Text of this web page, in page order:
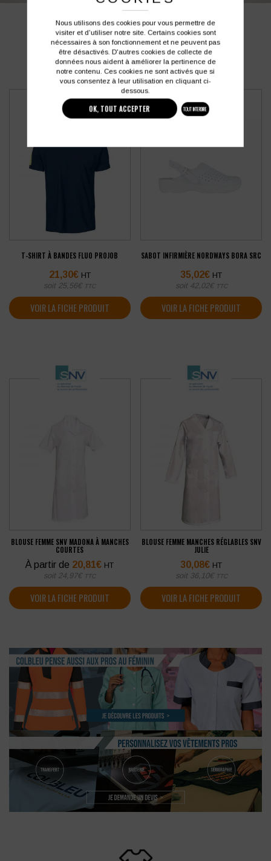
PRODUITS SIMILAIRES
T-SHIRT À BANDES FLUO PROJOB
21,30€ HT
soit 25,56€ TTC
VOIR LA FICHE PRODUIT
SABOT INFIRMIÈRE NORDWAYS BORA SRC
35,02€ HT
soit 42,02€ TTC
VOIR LA FICHE PRODUIT
BLOUSE FEMME SNV MADONA À MANCHES
COURTES
À partir de 20,81€ HT
soit 24,97€ TTC
VOIR LA FICHE PRODUIT
BLOUSE FEMME MANCHES RÉGLABLES SNV
JULIE
30,08€ HT
soit 36,10€ TTC
VOIR LA FICHE PRODUIT
Nous utilisons des cookies pour vous permettre de
visiter et d'utiliser notre site. Certains cookies sont
nécessaires à son fonctionnement et ne peuvent pas
être désactivés. D'autres cookies de collecte de
données nous aident à améliorer la pertinence de
notre contenu. Ces cookies ne sont activés que si
vous consentez à leur utilisation en cliquant ci-
dessous.
OK, TOUT ACCEPTER TOUT INTERDIRE